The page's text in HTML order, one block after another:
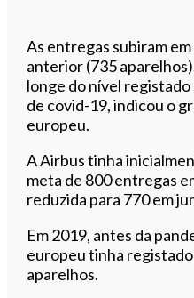
As entregas subiram
anterior (735
longe do nível registado
de covid-19, indicou o
europeu.
A Airbus tinha
meta de 800 entregas
reduzida para 770 em
Em 2019, antes da
europeu tinha
aparelhos.